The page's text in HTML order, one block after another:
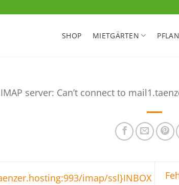
SHOP MIETGÄRTEN
server: Can’t connect to
imap/ssl}INBOX